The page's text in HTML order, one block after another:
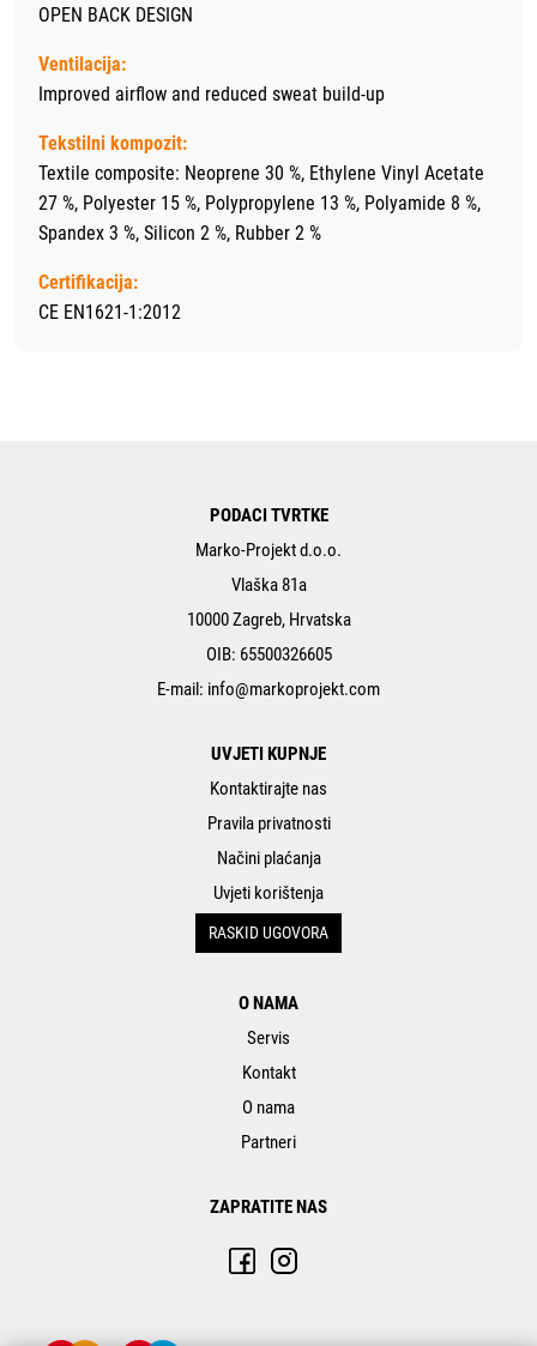
OPEN BACK DESIGN
Ventilacija:
Improved airflow and reduced sweat build-up
Tekstilni kompozit:
Textile composite: Neoprene 30 %, Ethylene Vinyl Acetate
27 %, Polyester 15 %, Polypropylene 13 %, Polyamide 8 %,
Spandex 3 %, Silicon 2 %, Rubber 2 %
Certifikacija:
CE EN1621-1:2012
PODACI TVRTKE
Marko-Projekt d.o.o.
Vlaška 81a
10000 Zagreb, Hrvatska
OIB: 65500326605
E-mail: info@markoprojekt.com
UVJETI KUPNJE
Kontaktirajte nas
Pravila privatnosti
Načini plaćanja
Uvjeti korištenja
RASKID UGOVORA
O NAMA
Servis
Kontakt
O nama
Partneri
ZAPRATITE NAS